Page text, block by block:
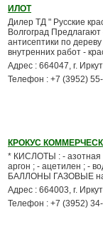
ИЛОТ
Дилер ТД " Русские
Волгоград
антисептики по
внутренних работ -
Адрес : 664047, г.
Телефон : +7 (3952)
КРОКУС
* КИСЛОТЫ : - азотная
аргон ; - ацетилен ; -
БАЛЛОНЫ ГАЗОВЫЕ
Адрес : 664003, г.
Телефон : +7 (3952)